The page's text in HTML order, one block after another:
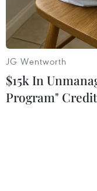
JG Wentworth
$15k In
Program"